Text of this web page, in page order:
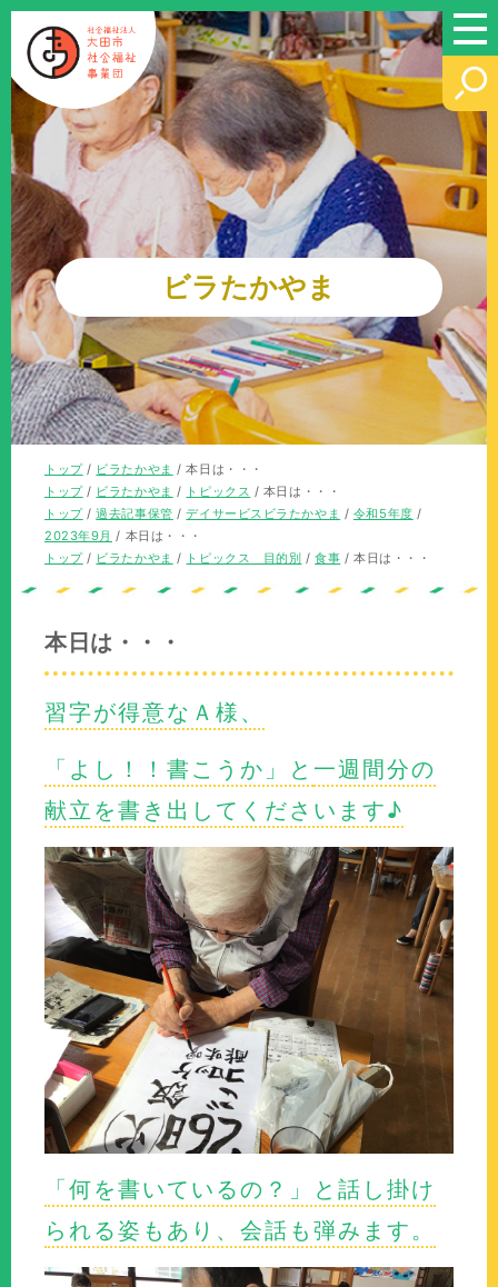
このページの本文へ
ビラたかやま
現
在
の
位
置：
トップ/ ビラたかやま /本日は・・・
現
在
の
位
トップ/ ビラたかやま / トピックス / 本日は・・・
現
在
の
トップ/過去記事保管 /デイサービスビラたかやま / 令和5年度 /
2023年9月 / 本日は・・・
現
置：
トップ/ ビラたかやま / トピックス 目的別 /食事 / 本日は・・・
本日は・・・
習字が得意なＡ様、
「よし！！書こうか」と 一週間分の
献立を書き出してくださいます♪
「何を書いているの？」と話し掛け
られる姿もあり、会話も弾みます。